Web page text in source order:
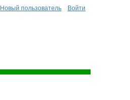
Новый пользователь Войти